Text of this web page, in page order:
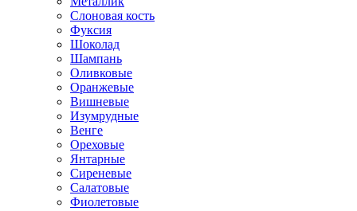
Слоновая кость
Фуксия
Шоколад
Шампань
Оливковые
Оранжевые
Вишневые
Изумрудные
Венге
Ореховые
Янтарные
Сиреневые
Салатовые
Фиолетовые